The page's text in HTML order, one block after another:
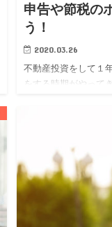
申告や節税の
う！
2020.03.26
不動産投資をして１
をする時期がやって
か、初めての場合は